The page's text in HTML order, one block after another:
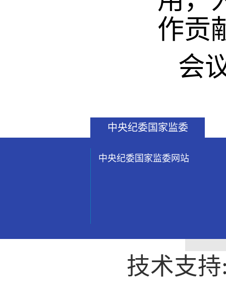
作贡
会
中央纪委国家监委
中央纪委国家监委网站
技术支